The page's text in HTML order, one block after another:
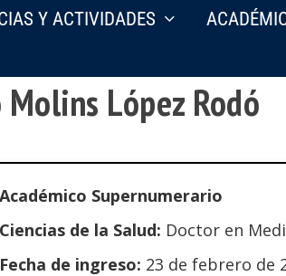
Y ACTIVIDADES
Molins López Rodó
Académico Supernumerario
Ciencias de la Salud: Doctor en
Fecha de ingreso: 23 de febrero de